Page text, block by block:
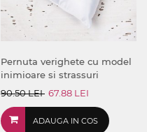
Pernuta verighete cu model
inimioare si strassuri
90.50 LEI 67.88 LEI
ADAUGA IN COS